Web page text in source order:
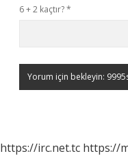
6 + 2 kaçtır?*
https://irc.net.tc https://